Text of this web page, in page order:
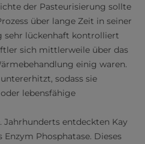
der Pasteurisierung sollte
über lange Zeit in seiner
sehr lückenhaft kontrolliert
sich mittlerweile über das
einig waren.
sodass sie
lebensfähige
Jahrhunderts entdeckten Kay
Enzym Phosphatase. Dieses